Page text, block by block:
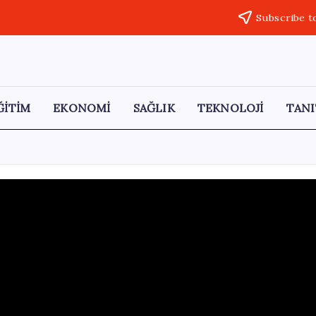
Subscribe
EKONOMİ SAĞLIK TEKNOLOJİ